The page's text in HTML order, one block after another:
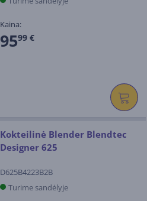
Kaina:
9599 €
Kokteilinė Blender Blendtec
Designer 625
D625B4223B2B
Turime sandėlyje